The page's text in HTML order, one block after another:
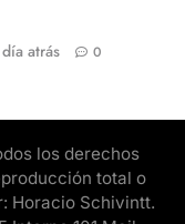
atrás 0
los derechos
total o
Horacio Schivintt.